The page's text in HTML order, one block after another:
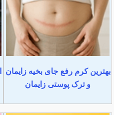
بهترین کرم رفع جای بخیه زایمان
و ترک پوستی زایمان